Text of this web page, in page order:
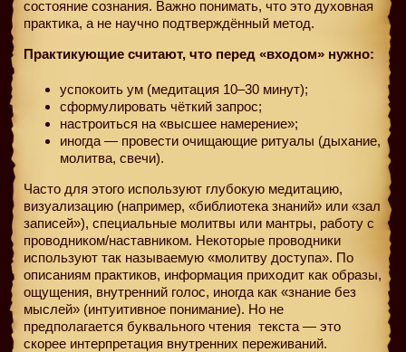
состояние сознания. Важно понимать, что это духовная
практика, а не научно подтверждённый метод.
Практикующие считают, что перед «входом» нужно:
успокоить ум (медитация 10–30 минут);
сформулировать чёткий запрос;
настроиться на «высшее намерение»;
иногда — провести очищающие ритуалы (дыхание,
молитва, свечи).
Часто для этого используют глубокую медитацию,
визуализацию (например, «библиотека знаний» или «зал
записей»), специальные молитвы или мантры, работу с
проводником/наставником. Некоторые проводники
используют так называемую «молитву доступа». По
описаниям практиков, информация приходит как образы,
ощущения, внутренний голос, иногда как «знание без
мыслей» (интуитивное понимание). Но не
предполагается буквального чтения текста — это
скорее интерпретация внутренних переживаний.